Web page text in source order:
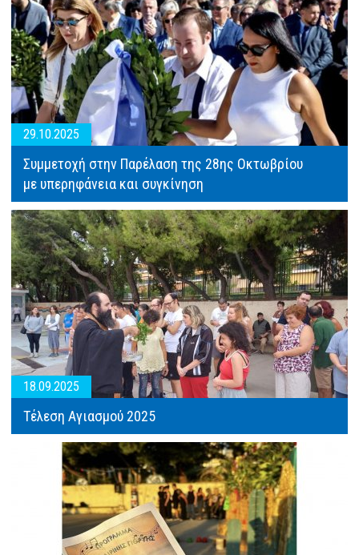
ΑΝΑΖΉΤΗΣΗ
29.10.2025
Συμμετοχή στην Παρέλαση της 28ης Οκτωβρίου
με υπερηφάνεια και συγκίνηση
18.09.2025
Τέλεση Αγιασμού 2025